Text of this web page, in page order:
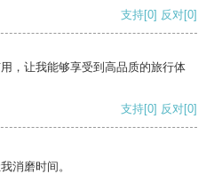
支持[0] 反对[0]
，让我能够享受到高品质的旅行体
支持[0] 反对[0]
消磨时间。